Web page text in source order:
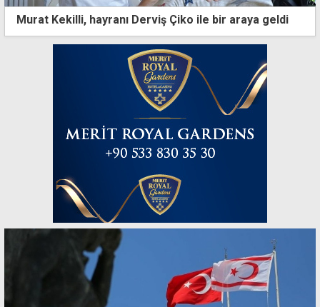
Murat Kekilli, hayranı Derviş Çiko ile bir araya geldi